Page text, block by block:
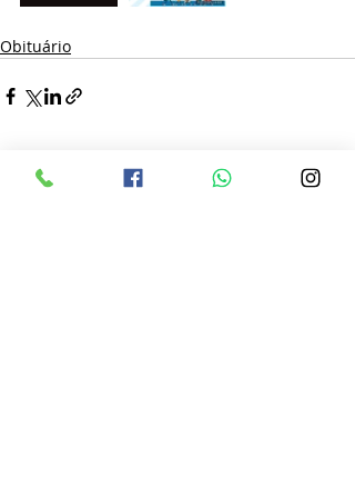
Obituário
Posts recentes Ver tudo